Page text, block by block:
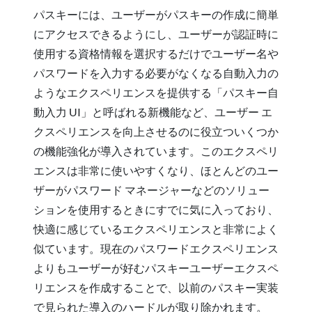
パスキーには、ユーザーがパスキーの作成に簡単
にアクセスできるようにし、ユーザーが認証時に
使用する資格情報を選択するだけでユーザー名や
パスワードを入力する必要がなくなる自動入力の
ようなエクスペリエンスを提供する「パスキー自
動入力 UI」と呼ばれる新機能など、ユーザー エ
クスペリエンスを向上させるのに役立ついくつか
の機能強化が導入されています。このエクスペリ
エンスは非常に使いやすくなり、ほとんどのユー
ザーがパスワード マネージャーなどのソリュー
ションを使用するときにすでに気に入っており、
快適に感じているエクスペリエンスと非常によく
似ています。現在のパスワードエクスペリエンス
よりもユーザーが好むパスキーユーザーエクスペ
リエンスを作成することで、以前のパスキー実装
で見られた導入のハードルが取り除かれます。